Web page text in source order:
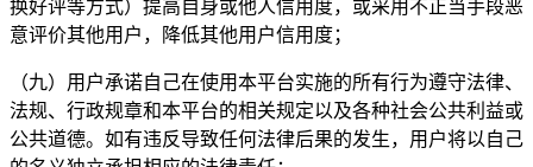
换好评等方式）提高自身或他人信用度，或采用不正当手段恶
意评价其他用户，降低其他用户信用度；
（九）用户承诺自己在使用本平台实施的所有行为遵守法律、
法规、行政规章和本平台的相关规定以及各种社会公共利益或
公共道德。如有违反导致任何法律后果的发生，用户将以自己